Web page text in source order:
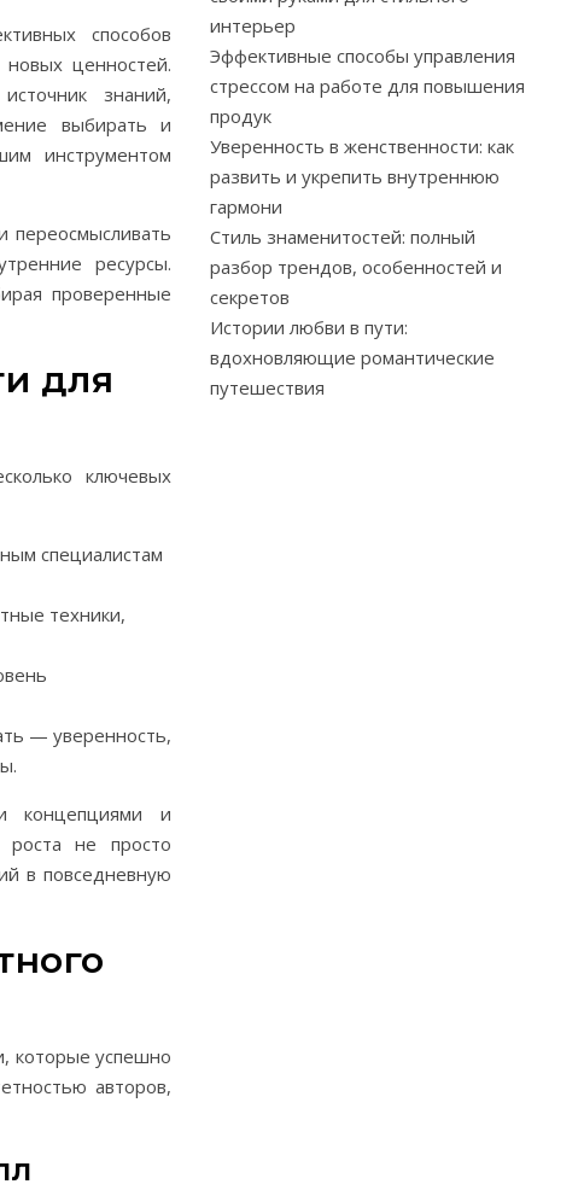
способов
ценностей.
знаний,
выбирать и
инструментом
переосмысливать
ресурсы.
проверенные
для
ключевых
специалистам
техники,
— уверенность,
концепциями и
роста не просто
в повседневную
которые успешно
авторов,
интерьер
Эффективные способы управления
стрессом на работе для повышения
продук
Уверенность в женственности: как
развить и укрепить внутреннюю
гармони
Стиль знаменитостей: полный
разбор трендов, особенностей и
секретов
Истории любви в пути:
вдохновляющие романтические
путешествия